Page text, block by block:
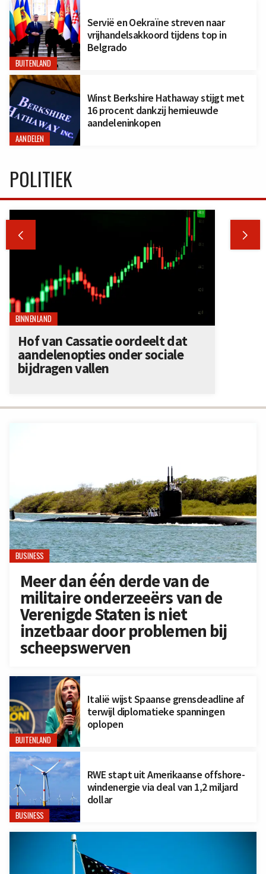
BUITENLAND
Servië en Oekraïne streven naar
vrijhandelsakkoord tijdens top in
Belgrado
AANDELEN
Winst Berkshire Hathaway stijgt met
16 procent dankzij hernieuwde
aandeleninkopen
BUSINESS
Meer dan één derde van de
militaire onderzeeërs van de
Verenigde Staten is niet
inzetbaar door problemen bij
scheepswerven
BUITENLAND
Italië wijst Spaanse grensdeadline af
terwijl diplomatieke spanningen
oplopen
BUSINESS
RWE stapt uit Amerikaanse offshore-
windenergie via deal van 1,2 miljard
dollar
POLITIEK
 
BINNENLAND
Hof van Cassatie oordeelt dat
aandelenopties onder sociale
bijdragen vallen